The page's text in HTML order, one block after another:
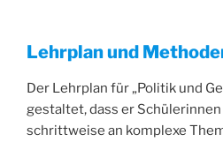
Lehrplan und
Der Lehrplan für „Politik und
gestaltet, dass er
schrittweise an komplexe